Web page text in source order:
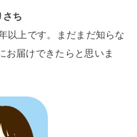
さち
以上です。まだまだ知らな
お届けできたらと思いま